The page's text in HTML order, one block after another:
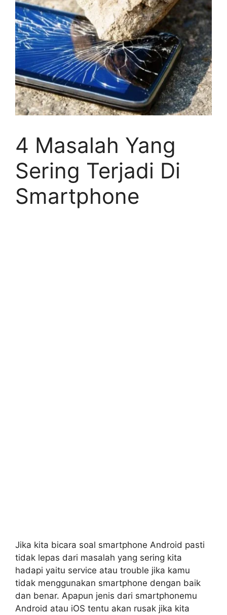
4 Masalah Yang
Sering Terjadi Di
Smartphone
Jika kita bicara soal smartphone Android pasti
tidak lepas dari masalah yang sering kita
hadapi yaitu service atau trouble jika kamu
tidak menggunakan smartphone dengan baik
dan benar. Apapun jenis dari smartphonemu
Android atau iOS tentu akan rusak jika kita